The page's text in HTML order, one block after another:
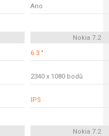
Ano
Nokia 7.2
6.3 "
2340 x 1080 bodů
IPS
Nokia 7.2